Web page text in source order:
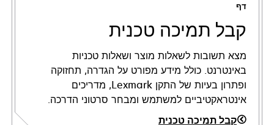
דף
קבל תמיכה טכנית
מצא תשובות לשאלות מוצר ושאלות טכניות
באינטרנט. כולל מידע מפורט על הגדרה, תחזוקה
ופתרון בעיות של התקן Lexmark, מדריכים
אינטראקטיביים למשתמש ומבחר סרטוני הדרכה.
קבל תמיכה טכנית